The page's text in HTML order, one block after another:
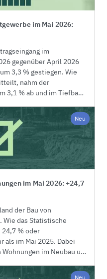
im Mai 2026:
im
gegenüber April 2026
3,3 % gestiegen. Wie
nahm der
3,1 % ab und im Tiefbau
Auftragseingang
2,6 % höher als in den drei
%; Tiefbau: +0,3 %).
Neu
im Mai 2026: +24,7
der Bau von
Wie das Statistische
% oder
als im Mai 2025. Dabei
im Neubau um
bestehender Gebäude
Neu